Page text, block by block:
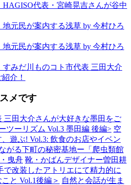
HAGISO代表・宮崎晃吉さんが谷中
地元民が案内する浅草 by 今村ひろ
地元民が案内する浅草 by 今村ひろ
すみだ川ものコト市代表 三田大介
介！
メです
三田大介さんが大好きな墨田をご
ツーリズム Vol.3 墨田編 後編> 空
遊ぶ! Vol.3: 飲食のお店やイベン
がる下町の秘密基地ー「爬虫類館
曳舟 靴・かばんデザイナー曽田耕
で改装したアトリエにて精力的に
と Vol.1後編＞ 自然と会話が生ま